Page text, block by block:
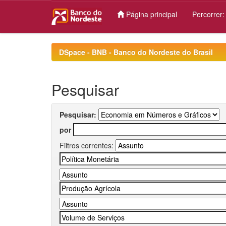
Página principal Percorrer:
DSpace - BNB - Banco do Nordeste do Brasil
Pesquisar
Pesquisar:
por
Filtros correntes: